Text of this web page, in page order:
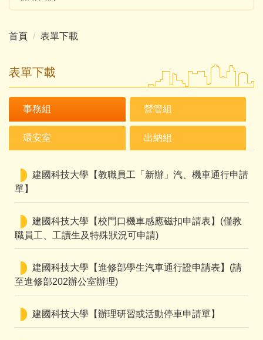
首頁 表單下載
表單下載
事務組 營管組
環安室 出納組
建國科技大學【教職員工「新辦」汽、機車通行申請
單】
建國科技大學【校門口機車感應磁扣申請表】(僅教
職員工、工讀生及特殊狀況可申請)
建國科技大學【進修部學生汽車通行證申請表】(請
至進修部202辦公室辦理)
建國科技大學【辦理研習或活動停車申請單】